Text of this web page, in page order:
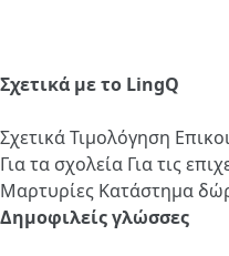
Σχετικά με το LingQ
ΣχετικάΤιμολόγηση
Για τα σχολεία Για τις
Μαρτυρίες Κατάστημα
Δημοφιλείς γλώσσες